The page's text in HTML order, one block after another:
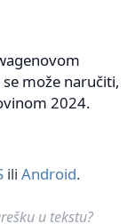
može naručiti,
2024.
ili Android.
u tekstu?